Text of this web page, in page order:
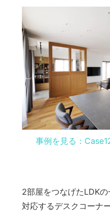
事例を見る：
2部屋をつなげたLDK
対応するデスクコーナ